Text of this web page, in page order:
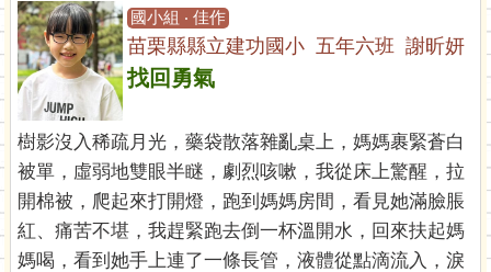
國小組 ‧ 佳作
苗栗縣縣立建功國小 五年六班 謝昕妍
找回勇氣
樹影沒入稀疏月光，藥袋散落雜亂桌上，媽媽裹緊蒼白
被單，虛弱地雙眼半瞇，劇烈咳嗽，我從床上驚醒，拉
開棉被，爬起來打開燈，跑到媽媽房間，看見她滿臉脹
紅、痛苦不堪，我趕緊跑去倒一杯溫開水，回來扶起媽
媽喝，看到她手上連了一條長管，液體從點滴流入，淚